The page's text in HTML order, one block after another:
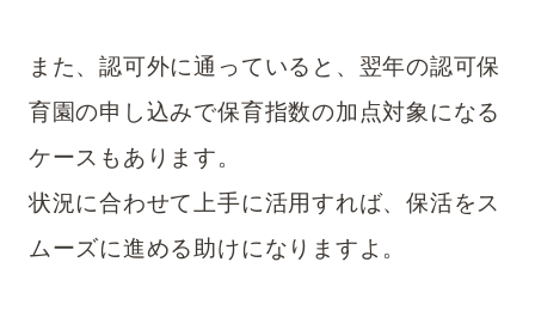
また、認可外に通っていると、翌年の認可保
育園の申し込みで保育指数の加点対象になる
ケースもあります。
状況に合わせて上手に活用すれば、保活をス
ムーズに進める助けになりますよ。